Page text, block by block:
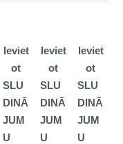
Ieviet
ot
SLU
DINĀ
JUM
U
Ieviet
ot
SLU
DINĀ
JUM
U
Ieviet
ot
SLU
DINĀ
JUM
U